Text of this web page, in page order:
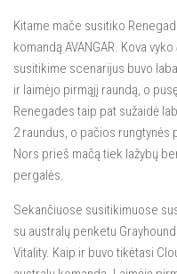
Kitame mače susitiko
komandą AVANGAR. Kova vyko
susitikime scenarijus buvo
ir laimėjo pirmąjį raundą, o
Renegades taip pat sužaidė
2 raundus, o pačios rungtynės
Nors prieš mačą tiek lažybų
pergalės.
Sekančiuose susitikimuose
su australų penketu
Vitality. Kaip ir buvo tikėtasi